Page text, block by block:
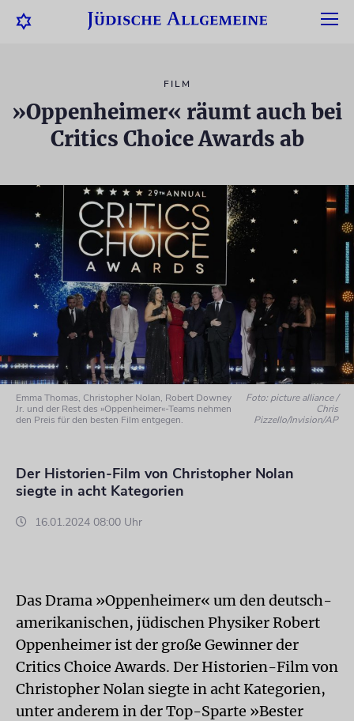
FILM
»Oppenheimer« räumt auch bei
Critics Choice Awards ab
Emma Thomas, Christopher Nolan, Robert Downey
Jr. und der Rest des »Oppenheimer«-Teams nehmen
den Preis für den besten Film entgegen.
Foto: picture alliance /
Chris
Pizzello/Invision/AP
Der Historien-Film von Christopher Nolan
siegte in acht Kategorien
16.01.2024 08:00 Uhr
Das Drama »Oppenheimer« um den deutsch-
amerikanischen, jüdischen Physiker Robert
Oppenheimer ist der große Gewinner der
Critics Choice Awards. Der Historien-Film von
Christopher Nolan siegte in acht Kategorien,
unter anderem in der Top-Sparte »Bester